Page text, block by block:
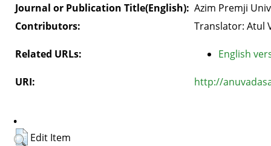
Journal or Publication Title(English): Azim Premji
Contributors:
Translator: Atul
Related URLs: English
URI: http://
.
Edit Item